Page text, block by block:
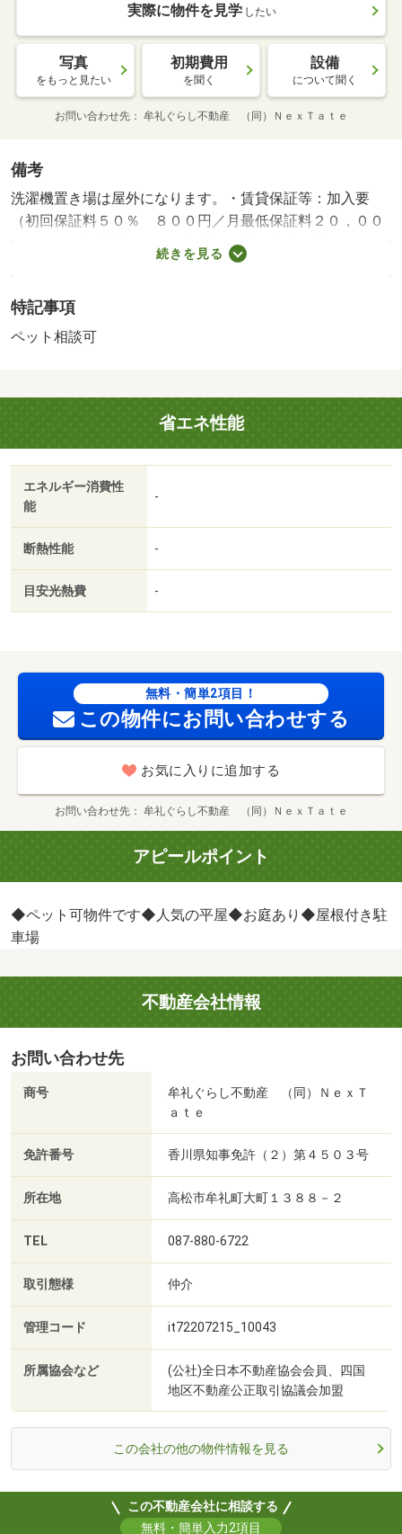
実際に物件を見学 したい
写真
をもっと見たい
初期費用
を聞く
設備
について聞く
お問い合わせ先 牟礼ぐらし不動産 （同）ＮｅｘＴａｔｅ
備考
洗濯機置き場は屋外になります。・賃貸保証等：加入要
（初回保証料５０％ ８００円／月最低保証料２０，００
０円）・維持費等：月額保証料＋口座振替手数料８００円
／月・◆ペット可物件◆人気の平屋◆お庭あり◆屋根付き
１ヶ月/退去時ハウスクリーニング 20000円
続きを見る
特記事項
ペット相談可
省エネ性能
エネルギー消費性
能
-
断熱性能 -
目安光熱費 -
無料・簡単2項目！
この物件にお問い合わせする
お気に入りに追加する
お問い合わせ先 牟礼ぐらし不動産 （同）ＮｅｘＴａｔｅ
アピールポイント
◆ペット可物件です◆人気の平屋◆お庭あり◆屋根付き駐
車場
不動産会社情報
お問い合わせ先
商号
牟礼ぐらし不動産 （同）ＮｅｘＴ
ａｔｅ
免許番号 香川県知事免許（２）第４５０３号
所在地 高松市牟礼町大町１３８８－２
TEL 087-880-6722
取引態様 仲介
管理コード it72207215_10043
所属協会など
(公社)全日本不動産協会会員、四国
地区不動産公正取引協議会加盟
この会社の他の物件情報を見る
この不動産会社に相談する
無料・簡単入力2項目